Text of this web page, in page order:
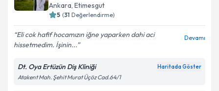
Kişisel verilerimin işlenmesine ilişkin
Aydınlatma
Metni'ni okudum ve kişisel verilerimin belirtilen
Takvim Talebini Gönder
Ankara, Etimesgut
5 (31 Değerlendirme)
Eli cok hafif hocamızın iğne yaparken dahi aci
hissetmedim. İşinin...
Devamı
Dt. Oya Ertüzün Diş Kliniği Haritada Göster
Atakent Mah. Şehit Murat Üçöz Cad.64/1